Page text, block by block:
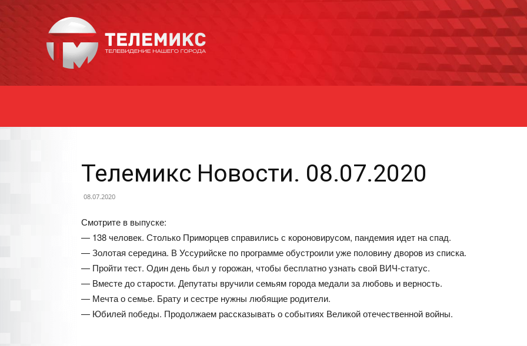
Уссурийска
Телемикс Новости. 08.07.2020
08.07.2020
Смотрите в выпуске:
— 138 человек. Столько Приморцев справились с короновирусом, пандемия идет на спад.
— Золотая середина. В Уссурийске по программе обустроили уже половину дворов из списка.
— Пройти тест. Один день был у горожан, чтобы бесплатно узнать свой ВИЧ-статус.
— Вместе до старости. Депутаты вручили семьям города медали за любовь и верность.
— Мечта о семье. Брату и сестре нужны любящие родители.
— Юбилей победы. Продолжаем рассказывать о событиях Великой отечественной войны.